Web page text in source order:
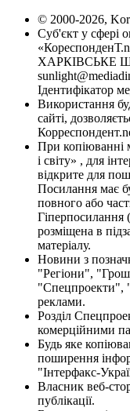
© 2000-2026,
Суб'єкт у сфері
ХАРКІВСЬКЕ
Ідентифікатор
Використання
сайті,
При копіюванні
і світу» , для
відкрите для
Посилання має
повного або
Гіперпосилання
розміщена в
матеріалу.
Новини з
"Регіони",
"Спецпроекти",
реклами.
Розділ
комерційними
Будь яке
поширення
"Інтерфакс-
Власник веб-
публікації.